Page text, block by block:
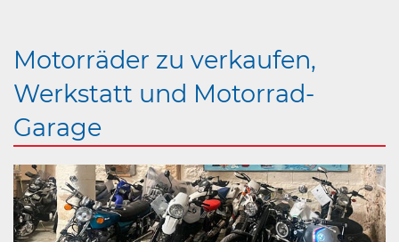
Motorräder zu verkaufen,
Werkstatt und Motorrad-
Garage